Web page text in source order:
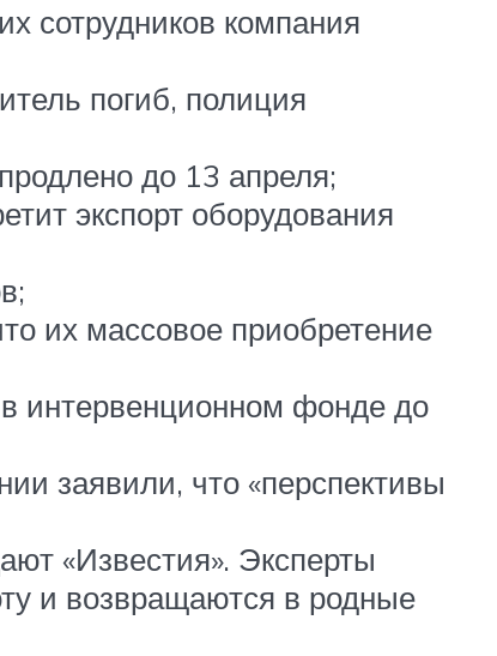
сотрудников компания
погиб, полиция
до 13 апреля;
экспорт оборудования
их массовое приобретение
интервенционном фонде до
заявили, что «перспективы
«Известия». Эксперты
и возвращаются в родные